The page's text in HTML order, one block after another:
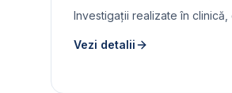
Investigații realizate în clinică,
Vezi detalii